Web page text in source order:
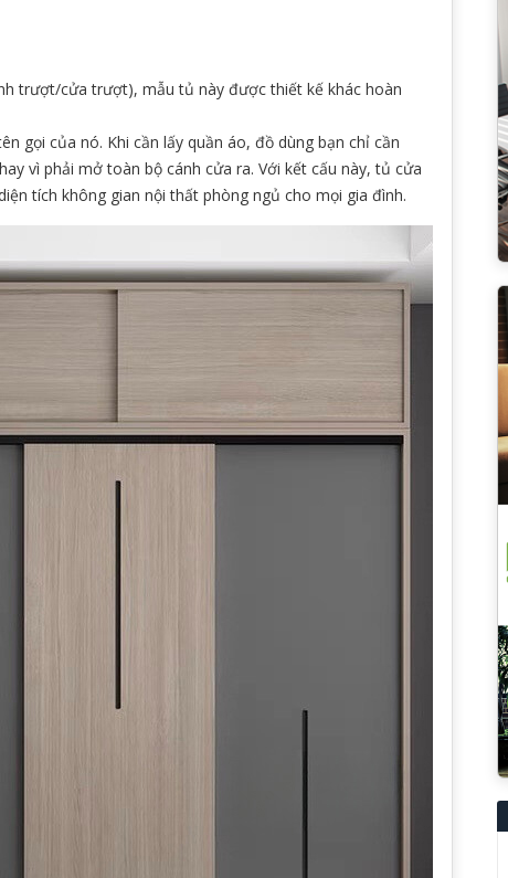
trượt/cửa trượt), mẫu tủ này được thiết kế khác hoàn
gọi của nó. Khi cần lấy quần áo, đồ dùng bạn chỉ cần
vì phải mở toàn bộ cánh cửa ra. Với kết cấu này, tủ cửa
tích không gian nội thất phòng ngủ cho mọi gia đình.